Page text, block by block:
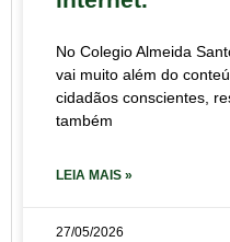
No Colegio Almeida
vai muito além do
cidadãos conscientes,
também
LEIA MAIS »
27/05/2026